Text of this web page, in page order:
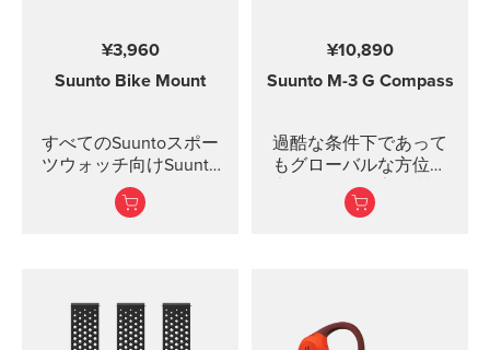
¥3,960
Suunto Bike Mount
すべてのSuuntoスポー
ツウォッチ向けSuunto
Bike MountSuunto Bike
Mountを使用して、
めストリップが付いた
プラスチック製マウン
¥10,890
Suunto M-3 G Compass
過酷な条件下であって
もグローバルな方位測
定に便利な最高品質の
精密コンパス